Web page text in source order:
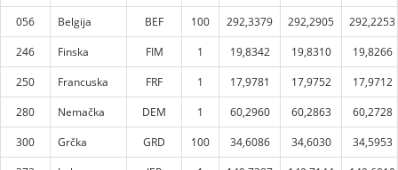
056
Belgija BEF 100 292,3379 292,2905
292,2253
246
Finska FIM 1 19,8342 19,8310
19,8266
250
Francuska FRF 1 17,9781 17,9752
17,9712
280
Nemačka DEM 1 60,2960 60,2863
60,2728
300
Grčka GRD 100 34,6086 34,6030
34,5953